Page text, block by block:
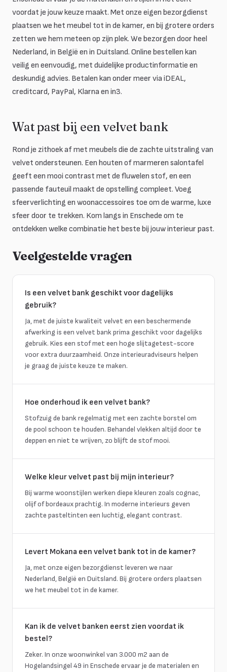
voordat je jouw keuze maakt. Met onze eigen bezorgdienst
plaatsen we het meubel tot in de kamer, en bij grotere orders
zetten we hem meteen op zijn plek. We bezorgen door heel
Nederland, in België en in Duitsland. Online bestellen kan
veilig en eenvoudig, met duidelijke productinformatie en
deskundig advies. Betalen kan onder meer via iDEAL,
creditcard, PayPal, Klarna en in3.
Wat past bij een velvet bank
Rond je zithoek af met meubels die de zachte uitstraling van
velvet ondersteunen. Een houten of marmeren salontafel
geeft een mooi contrast met de fluwelen stof, en een
passende fauteuil maakt de opstelling compleet. Voeg
sfeerverlichting en woonaccessoires toe om de warme, luxe
sfeer door te trekken. Kom langs in Enschede om te
ontdekken welke combinatie het beste bij jouw interieur past.
Veelgestelde vragen
Is een velvet bank geschikt voor dagelijks
gebruik?
Ja, met de juiste kwaliteit velvet en een beschermende
afwerking is een velvet bank prima geschikt voor dagelijks
gebruik. Kies een stof met een hoge slijtagetest-score
voor extra duurzaamheid. Onze interieuradviseurs helpen
je graag de juiste keuze te maken.
Hoe onderhoud ik een velvet bank?
Stofzuig de bank regelmatig met een zachte borstel om
de pool schoon te houden. Behandel vlekken altijd door te
deppen en niet te wrijven, zo blijft de stof mooi.
Welke kleur velvet past bij mijn interieur?
Bij warme woonstijlen werken diepe kleuren zoals cognac,
olijf of bordeaux prachtig. In moderne interieurs geven
zachte pasteltinten een luchtig, elegant contrast.
Levert Mokana een velvet bank tot in de kamer?
Ja, met onze eigen bezorgdienst leveren we naar
Nederland, België en Duitsland. Bij grotere orders plaatsen
we het meubel tot in de kamer.
Kan ik de velvet banken eerst zien voordat ik
bestel?
Zeker. In onze woonwinkel van 3.000 m2 aan de
Hogelandsingel 49 in Enschede ervaar je de materialen en